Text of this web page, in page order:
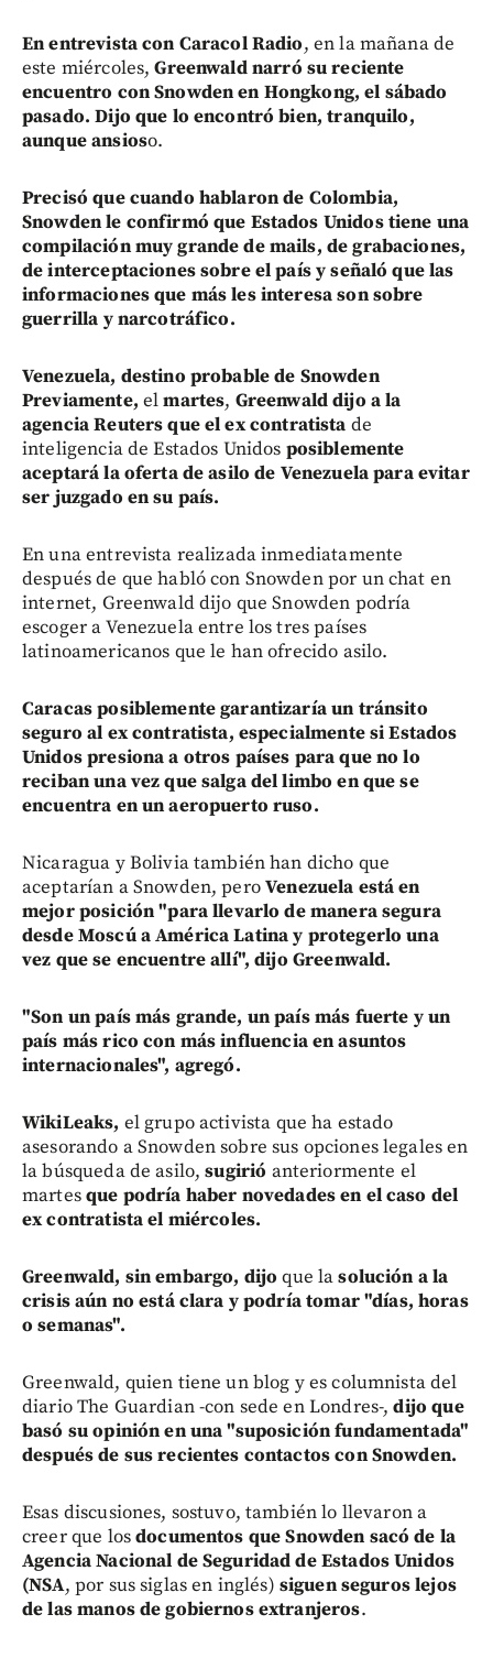
En entrevista con Caracol Radio, en la mañana de
este miércoles, Greenwald narró su reciente
encuentro con Snowden en Hongkong, el sábado
pasado. Dijo que lo encontró bien, tranquilo,
aunque ansioso.
Precisó que cuando hablaron de Colombia,
Snowden le confirmó que Estados Unidostiene una
compilación muy grande de mails, de grabaciones,
de interceptaciones sobre el país y señaló que las
informaciones que más les interesa son sobre
guerrilla y narcotráfico.
Venezuela, destino probable de Snowden
Previamente, elmartes, Greenwald dijo a la
agencia Reuters que el ex contratista de
inteligencia de Estados Unidos posiblemente
aceptará la oferta de asilo de Venezuela para evitar
ser juzgado en su país.
En una entrevista realizada inmediatamente
después de que habló con Snowden por un chat en
internet, Greenwald dijo que Snowden podría
escoger a Venezuela entre los tres países
latinoamericanos que le han ofrecido asilo.
Caracas posiblemente garantizaría un tránsito
seguro al ex contratista, especialmente si Estados
Unidos presiona a otros países para que no lo
reciban una vez que salga del limbo en que se
encuentra en un aeropuerto ruso.
Nicaragua y Bolivia también han dicho que
aceptarían a Snowden, peroVenezuela está en
mejor posición "para llevarlo de manera segura
desde Moscú a América Latina y protegerlo una
vez que se encuentre allí", dijo Greenwald.
"Son un país más grande, un país más fuerte y un
país más rico con más influencia en asuntos
internacionales", agregó.
WikiLeaks, el grupo activista que ha estado
asesorando a Snowden sobre sus opciones legales en
la búsqueda de asilo,sugirió anteriormente el
martesque podría haber novedades en el caso del
ex contratista el miércoles.
Greenwald, sin embargo, dijo que lasolución a la
crisis aún no está clara y podría tomar "días, horas
o semanas".
Greenwald, quien tiene un blog y es columnista del
diario The Guardian -con sede en Londres-,dijo que
basó su opinión en una "suposición fundamentada"
después de sus recientes contactos con Snowden.
Esas discusiones, sostuvo, también lo llevaron a
creer que losdocumentos que Snowden sacó de la
Agencia Nacional de Seguridad de Estados Unidos
(NSA, por sus siglas en inglés) siguen seguros lejos
de las manos de gobiernos extranjeros.